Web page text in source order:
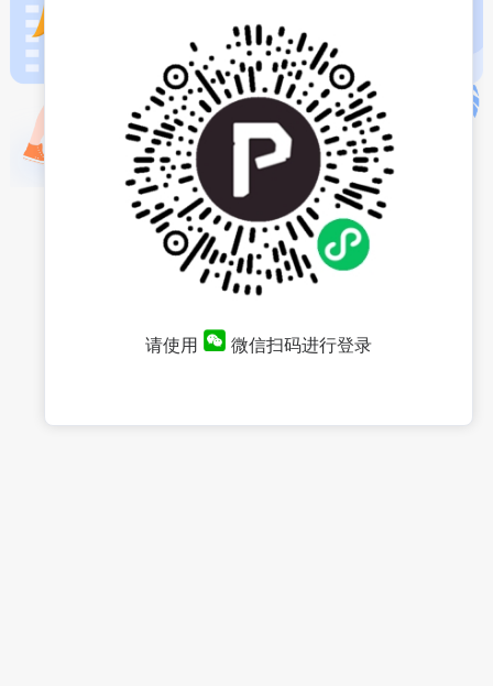
请使用 微信扫码进行登录